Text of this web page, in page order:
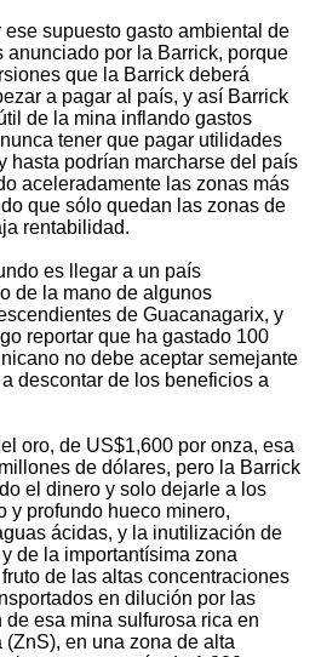
supuesto gasto ambiental de
por la Barrick, porque
que la Barrick deberá
a pagar al país, y así Barrick
de la mina inflando gastos
tener que pagar utilidades
hasta podrían marcharse del país
aceleradamente las zonas más
que sólo quedan las zonas de
rentabilidad.
es llegar a un país
de la mano de algunos
de Guacanagarix, y
reportar que ha gastado 100
no debe aceptar semejante
descontar de los beneficios a
oro, de US$1,600 por onza, esa
de dólares, pero la Barrick
el dinero y solo dejarle a los
y profundo hueco minero,
ácidas, y la inutilización de
de la importantísima zona
de las altas concentraciones
en dilución por las
esa mina sulfurosa rica en
en una zona de alta